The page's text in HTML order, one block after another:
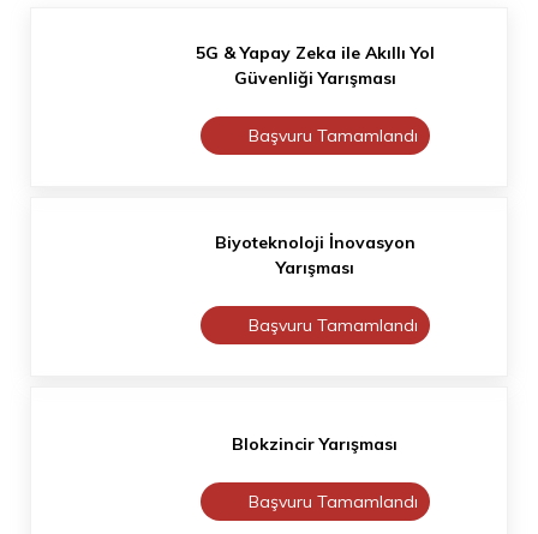
5G & Yapay Zeka ile Akıllı Yol
Güvenliği Yarışması
Başvuru Tamamlandı
Biyoteknoloji İnovasyon
Yarışması
Başvuru Tamamlandı
Blokzincir Yarışması
Başvuru Tamamlandı